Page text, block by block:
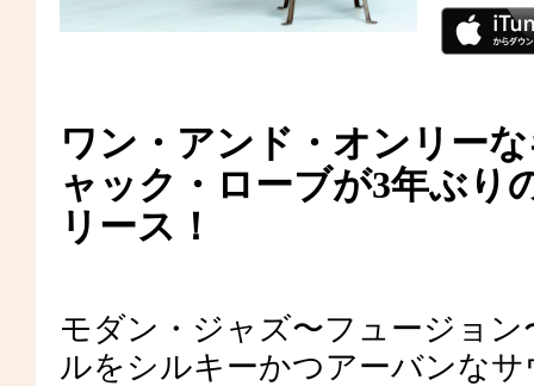
ワン・アンド・オンリー
ャック・ローブが3年ぶり
リース！
モダン・ジャズ〜フュージョ
ルをシルキーかつアーバンな